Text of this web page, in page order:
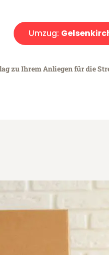
Umzug:
zu Ihrem Anliegen für die